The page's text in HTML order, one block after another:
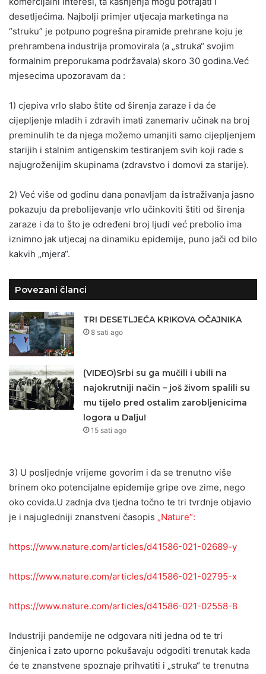
desetljećima. Najbolji primjer utjecaja marketinga na
“struku” je potpuno pogrešna piramide prehrane koju je
prehrambena industrija promovirala (a „struka“ svojim
formalnim preporukama podržavala) skoro 30 godina.Već
mjesecima upozoravam da :
1) cjepiva vrlo slabo štite od širenja zaraze i da će
cijepljenje mladih i zdravih imati zanemariv učinak na broj
preminulih te da njega možemo umanjiti samo cijepljenjem
starijih i stalnim antigenskim testiranjem svih koji rade s
najugroženijim skupinama (zdravstvo i domovi za starije).
2) Već više od godinu dana ponavljam da istraživanja jasno
pokazuju da prebolijevanje vrlo učinkoviti štiti od širenja
zaraze i da to što je određeni broj ljudi već prebolio ima
iznimno jak utjecaj na dinamiku epidemije, puno jači od bilo
kakvih „mjera“.
Povezani članci
TRI DESETLJEĆA KRIKOVA OČAJNIKA
8 sati ago
(VIDEO)Srbi su ga mučili i ubili na
najokrutniji način – još živom spalili su
mu tijelo pred ostalim zarobljenicima
logora u Dalju!
15 sati ago
3) U posljednje vrijeme govorim i da se trenutno više
brinem oko potencijalne epidemije gripe ove zime, nego
oko covida.U zadnja dva tjedna točno te tri tvrdnje objavio
je i najugledniji znanstveni časopis „Nature“:
https://www.nature.com/articles/d41586-021-02689-y
https://www.nature.com/articles/d41586-021-02795-x
https://www.nature.com/articles/d41586-021-02558-8
Industriji pandemije ne odgovara niti jedna od te tri
činjenica i zato uporno pokušavaju odgoditi trenutak kada
će te znanstvene spoznaje prihvatiti i „struka“ te trenutna